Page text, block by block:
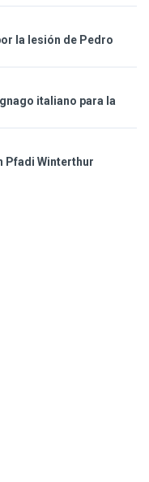
la lesión de Pedro
italiano para la
Pfadi Winterthur